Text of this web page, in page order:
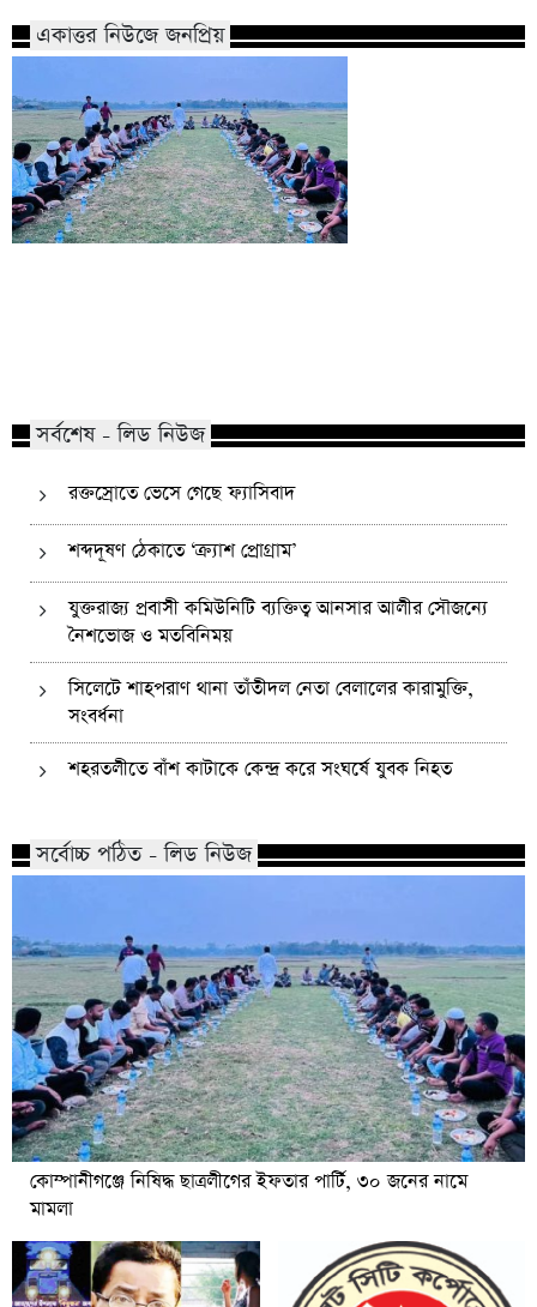
একাত্তর নিউজে জনপ্রিয়
সর্বশেষ - লিড নিউজ
রক্তস্রোতে ভেসে গেছে ফ্যাসিবাদ
শব্দদূষণ ঠেকাতে ‘ক্র্যাশ প্রোগ্রাম’
যুক্তরাজ্য প্রবাসী কমিউনিটি ব্যক্তিত্ব আনসার আলীর সৌজন্যে
নৈশভোজ ও মতবিনিময়
সিলেটে শাহপরাণ থানা তাঁতীদল নেতা বেলালের কারামুক্তি,
সংবর্ধনা
শহরতলীতে বাঁশ কাটাকে কেন্দ্র করে সংঘর্ষে যুবক নিহত
সর্বোচ্চ পঠিত - লিড নিউজ
কোম্পানীগঞ্জে নিষিদ্ধ ছাত্রলীগের ইফতার পার্টি, ৩০ জনের নামে
মামলা